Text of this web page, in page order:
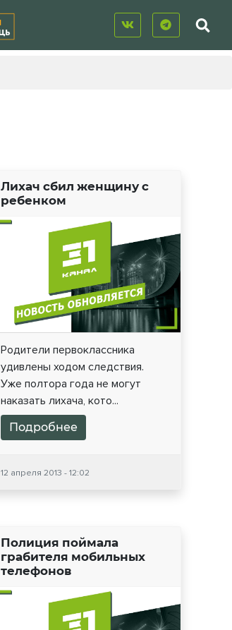
Лихач сбил женщину с
ребенком
Родители первоклассника
удивлены ходом следствия.
Уже полтора года не могут
наказать лихача, кото...
Подробнее
12 апреля 2013 - 12:02
Полиция поймала
грабителя мобильных
телефонов